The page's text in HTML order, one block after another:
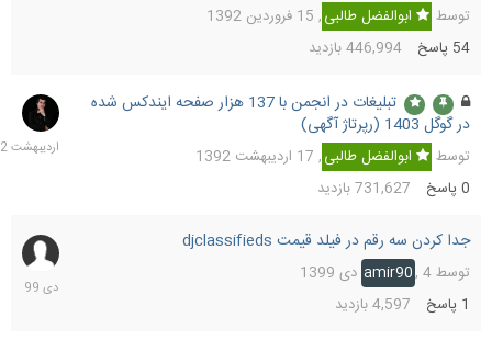
توسط ابوالفضل طالبی,15 فروردین 1392
54 پاسخ 446,994بازدید
تبلیغات در انجمن با 137 هزار صفحه ایندکس شده
در گوگل 1403 (رپرتاژ آگهی)
توسط ابوالفضل طالبی,17 اردیبهشت 1392
پاسخ 731,627 بازدید
17
جدا کردن سه رقم در فیلد قیمت djclassifieds
توسط amir90 ,4 دی 1399
پاسخ 4,597بازدید
4
دی